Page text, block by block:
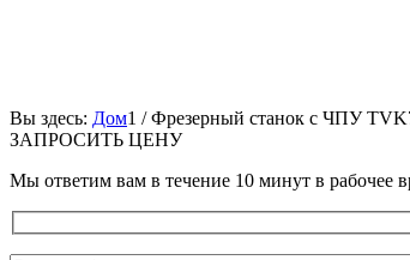
Вы здесь: Дом1 / Фрезерный станок с ЧПУ
ЗАПРОСИТЬ ЦЕНУ
Мы ответим вам в течение 10 минут в рабочее